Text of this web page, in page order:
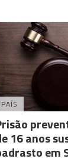
PAÍS
16 anos
em